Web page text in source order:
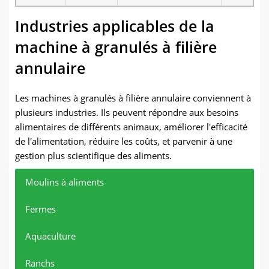
Industries applicables de la
machine à granulés à filière
annulaire
Les machines à granulés à filière annulaire conviennent à
plusieurs industries. Ils peuvent répondre aux besoins
alimentaires de différents animaux, améliorer l'efficacité
de l'alimentation, réduire les coûts, et parvenir à une
gestion plus scientifique des aliments.
Moulins à aliments
Fermes
Aquaculture
Ranchs